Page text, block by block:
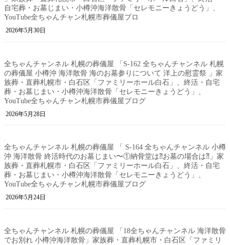
自宅葬・お墓じまい・小樽沖海洋散骨「セレモニーきょうどう」、
YouTube全ちゃんチャン札幌市葬儀屋ブロ
2026年5月30日
全ちゃんチャンネル 札幌の葬儀屋 「S-162 全ちゃんチャンネル 札幌
の葬儀屋 小樽沖 海洋散骨 海のお墓参りについて 洋上の慰霊祭 」家
族葬・直葬札幌市・白石区「ファミリーホール白石」、終活・自宅
葬・お墓じまい・小樽沖海洋散骨「セレモニーきょうどう」、
YouTube全ちゃんチャン札幌市葬儀屋ブログ
2026年5月28日
全ちゃんチャンネル 札幌の葬儀屋 「 S-164 全ちゃんチャンネル 小樽
沖 海洋散骨 終活時代のお墓じまい〜①納骨堂は⁈お墓の場合は⁈」家
族葬・直葬札幌市・白石区「ファミリーホール白石」、終活・自宅
葬・お墓じまい・小樽沖海洋散骨「セレモニーきょうどう」、
YouTube全ちゃんチャン札幌市葬儀屋ブログ
2026年5月24日
全ちゃんチャンネル 札幌の葬儀屋 「18全ちゃんチャンネル 海洋散骨
でお別れ 小樽沖海洋散骨」家族葬・直葬札幌市・白石区「ファミリ